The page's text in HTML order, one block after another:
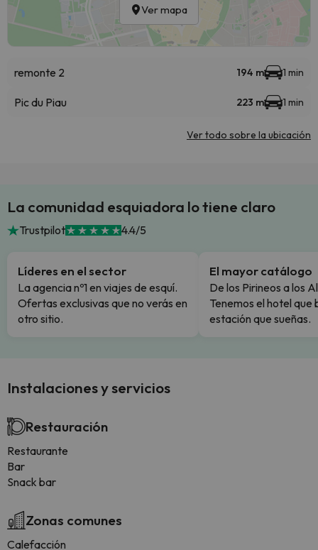
Ver mapa
remonte 2 194 m 1 min
Pic du Piau 223 m 1 min
Ver todo sobre la ubicación
La comunidad esquiadora lo tiene claro
Trustpilot 4.4/5
Líderes en el sector
La agencia nº1 en viajes de esquí.
Ofertas exclusivas que no verás en
otro sitio.
El mayor catálogo
De los Pirineos a los
Tenemos el hotel que
estación que sueñas.
Instalaciones y servicios
Restauración
Restaurante
Bar
Snack bar
Zonas comunes
Calefacción